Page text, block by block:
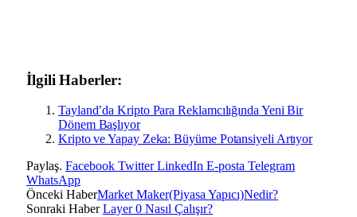
İlgili Haberler:
Tayland’da Kripto Para Reklamcılığında Yeni Bir
Dönem Başlıyor
Kripto ve Yapay Zeka: Büyüme Potansiyeli Artıyor
Paylaş. Facebook Twitter LinkedIn E-posta Telegram
WhatsApp
Önceki HaberMarket Maker(Piyasa Yapıcı)Nedir?
Sonraki HaberLayer 0 Nasıl Çalışır?